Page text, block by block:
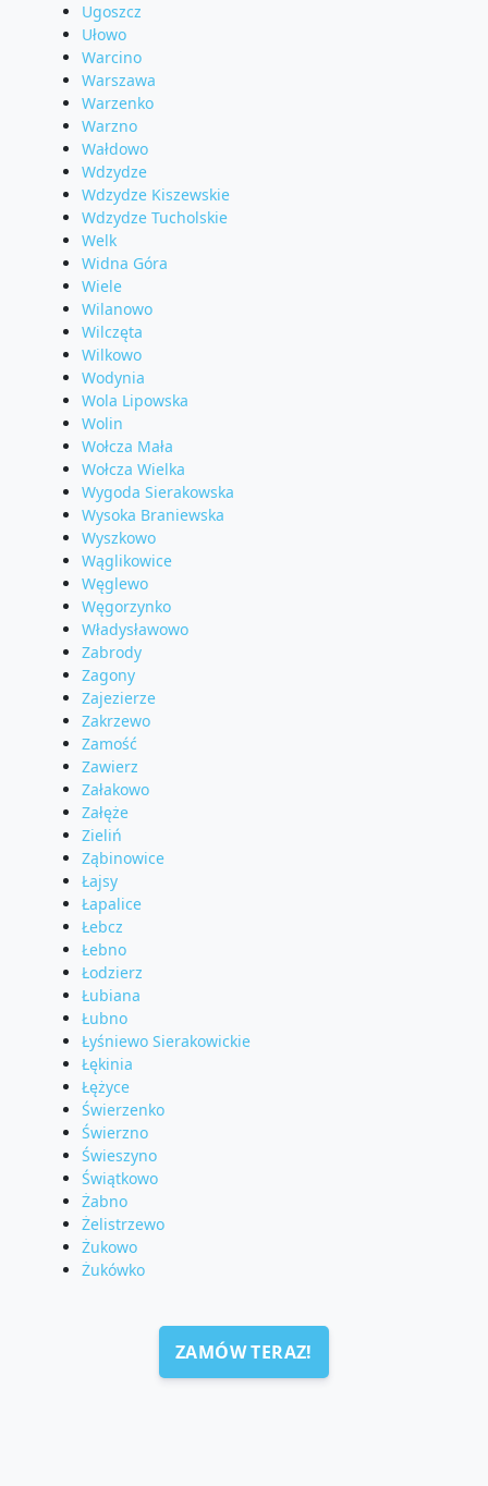
Ugoszcz
Ułowo
Warcino
Warszawa
Warzenko
Warzno
Wałdowo
Wdzydze
Wdzydze Kiszewskie
Wdzydze Tucholskie
Welk
Widna Góra
Wiele
Wilanowo
Wilczęta
Wilkowo
Wodynia
Wola Lipowska
Wolin
Wołcza Mała
Wołcza Wielka
Wygoda Sierakowska
Wysoka Braniewska
Wyszkowo
Wąglikowice
Węglewo
Węgorzynko
Władysławowo
Zabrody
Zagony
Zajezierze
Zakrzewo
Zamość
Zawierz
Załakowo
Załęże
Zieliń
Ząbinowice
Łajsy
Łapalice
Łebcz
Łebno
Łodzierz
Łubiana
Łubno
Łyśniewo Sierakowickie
Łękinia
Łężyce
Świerzenko
Świerzno
Świeszyno
Świątkowo
Żabno
Żelistrzewo
Żukowo
Żukówko
ZAMÓW TERAZ!